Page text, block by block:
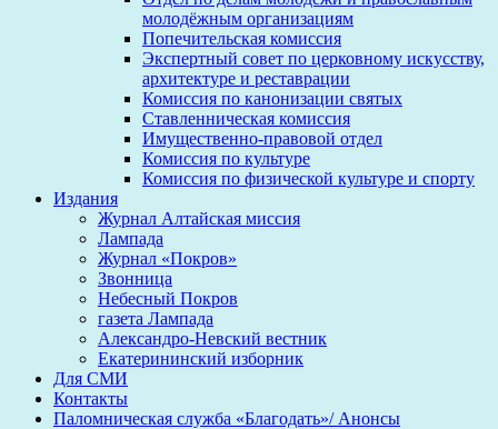
молодёжным организациям
Попечительская комиссия
Экспертный совет по церковному искусству,
архитектуре и реставрации
Комиссия по канонизации святых
Ставленническая комиссия
Имущественно-правовой отдел
Комиссия по культуре
Комиссия по физической культуре и спорту
Издания
Журнал Алтайская миссия
Лампада
Журнал «Покров»
Звонница
Небесный Покров
газета Лампада
Александро-Невский вестник
Екатерининский изборник
Для СМИ
Контакты
Паломническая служба «Благодать»/ Анонсы